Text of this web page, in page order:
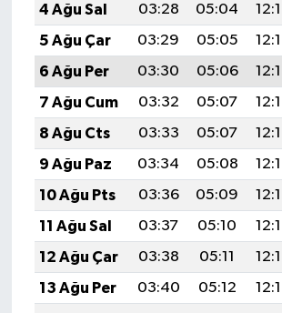
4 Ağu Sal
03:28 05:04
5 Ağu Çar
03:29 05:05
6 Ağu Per
03:30 05:06
7 Ağu Cum
03:32 05:07
8 Ağu Cts
03:33 05:07
9 Ağu Paz
03:34 05:08
10 Ağu Pts
03:36 05:09
11 Ağu Sal
03:37 05:10
12 Ağu Çar
03:38 05:11
13 Ağu Per
03:40 05:12